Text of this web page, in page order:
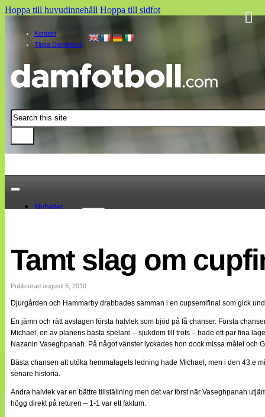
Hoppa till huvudinnehåll Hoppa till sidfot
Kontakt
Tipsa Damfotboll
Sök
Nyheter
Landslaget
EM 2013
Internationellt
Bildreportage
Bloggar
Lagen
Webb-TV
Cuper
Medlemsbilder
Till klubbkassan
NÄTverket
Om oss
Tamt slag om
Publicerad augusti 5, 2010
Djurgården och Hammarby drabbades samman i en cupsemifinal som gick
En jämn och rätt avslagen första halvlek som bjöd på få chanser. Första
Michael, en av planens bästa spelare – sjukdom till trots – hade ett par fina
Nazanin Vaseghpanah. På något vänster lyckades hon dock missa målet
Bästa chansen att utöka hemmalagets ledning hade Michael, men i den 43:e
senare historia.
Andra halvlek var en bättre tillställning men det var först när Vaseghpanah
högg direkt på returen – 1-1 var ett faktum.